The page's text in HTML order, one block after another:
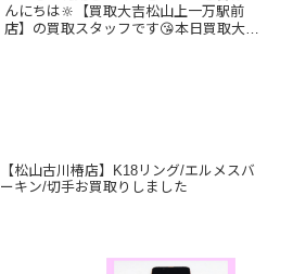
んにちは🔆【買取大吉松山上一万駅前
店】の買取スタッフです😘本日買取大吉
【松山古川椿店】K18リング/エルメスバ
ーキン/切手お買取りしました